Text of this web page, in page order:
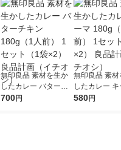
無印良品 素材を生か
したカレー バターチ
キン 180g（1人前） 1
700円
無印良品 素材
したカレー
0g（1人前）
580円